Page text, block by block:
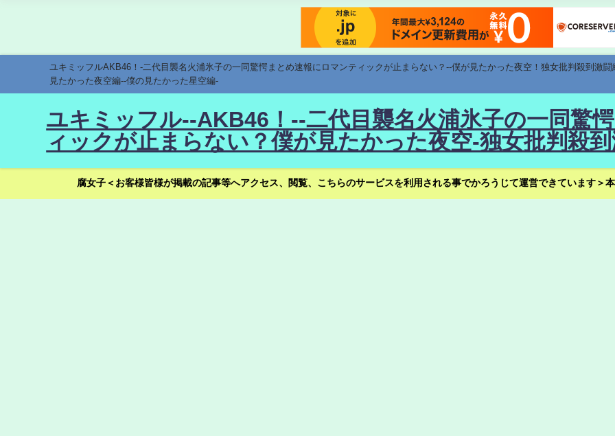
ユキミッフルAKB46！-二代目襲名火浦氷子の一同驚愕まとめ速報にロマンティックが止まらない？--僕が見たかった夜空！独女批判殺到激
見たかった夜空編--僕の見たかった星空編-
ユキミッフル--AKB46！--二代目襲名火浦氷子の一同驚
ィックが止まらない？僕が見たかった夜空-独女批判殺
腐女子＜お客様皆様が掲載の記事等へアクセス、閲覧、こちらのサービスを利用される事でかろうじて運営できています＞